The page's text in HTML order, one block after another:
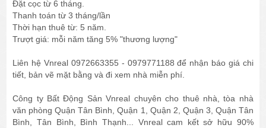
Đặt cọc từ 6 tháng.
Thanh toán từ 3 tháng/lần
Thời hạn thuê từ: 5 năm.
Trượt giá: mỗi năm tăng 5% "thương lượng"
Liên hệ Vnreal 0972663355 - 0979771188 để nhận báo giá chi
tiết, bản vẽ mặt bằng và đi xem nhà miễn phí.
Công ty Bất Động Sản Vnreal chuyên cho thuê nhà, tòa nhà
văn phòng Quận Tân Bình, Quận 1, Quận 2, Quận 3, Quận Tân
Bình, Tân Bình, Bình Thạnh... Vnreal cam kết sở hữu 90%